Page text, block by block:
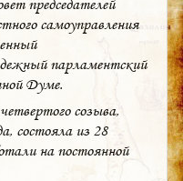
самоуправления
парламентский
Думе.
созыва,
состояла из 28
на постоянной